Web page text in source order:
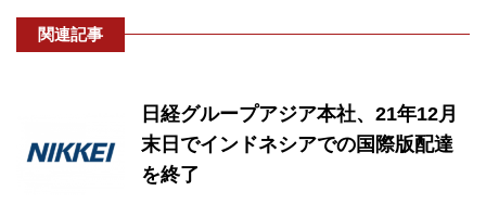
関連記事
日経グループアジア本社、21年12月
末日でインドネシアでの国際版配達
を終了